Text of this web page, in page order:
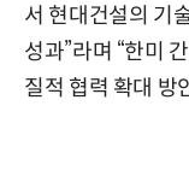
서 현대건설의 기
성과”라며 “한미
질적 협력 확대 방